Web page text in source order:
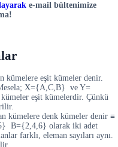
e-mail bültenimize
kümelere eşit kümeler denir.
X={A,C,B} ve Y=
eşit kümelerdir. Çünkü
kümelere denk kümeler denir ≡
B={2,4,6} olarak iki adet
farklı, eleman sayıları aynı.